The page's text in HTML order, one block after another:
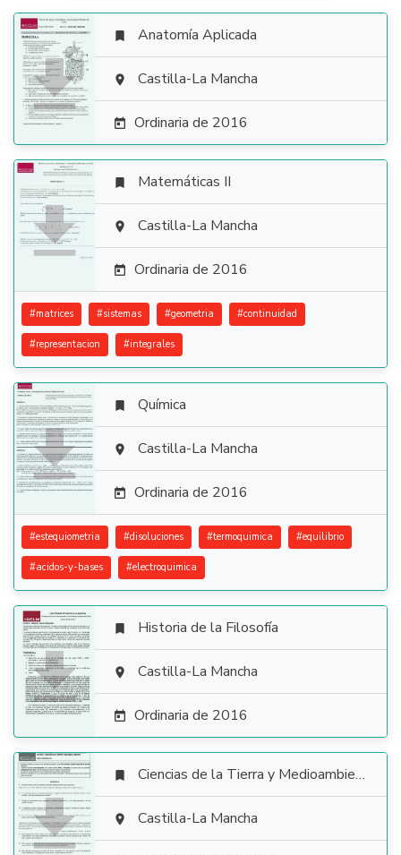

 Anatomía Aplicada
 Castilla-La Mancha
 Ordinaria de 2016

 Matemáticas II
 Castilla-La Mancha
 Ordinaria de 2016
#matrices #sistemas #geometria #continuidad
#representacion #integrales

 Química
 Castilla-La Mancha
 Ordinaria de 2016
#estequiometria #disoluciones #termoquimica #equilibrio
#acidos-y-bases #electroquimica

 Historia de la Filosofía
 Castilla-La Mancha
 Ordinaria de 2016

 Ciencias de la Tierra y Medioambientales
 Castilla-La Mancha